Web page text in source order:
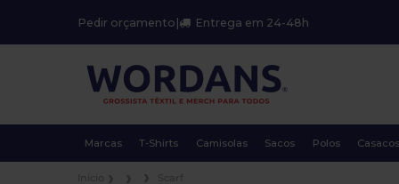
Pedir orçamento | Entrega em 24-48h
Marcas T-Shirts Camisolas Sacos Polos Casacos